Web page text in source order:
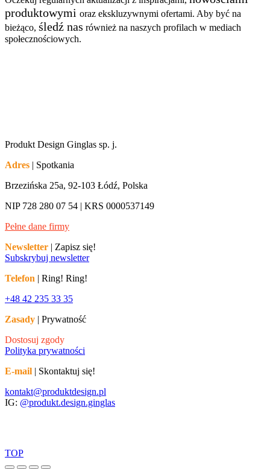
produktowymi oraz ekskluzywnymi ofertami. Aby być na
bieżąco, śledź nas również na naszych profilach w mediach
społecznościowych.
Produkt Design Ginglas sp. j.
Adres | Spotkania
Brzezińska 25a, 92-103 Łódź, Polska
NIP 728 280 07 54 | KRS 0000537149
Pełne dane firmy
Newsletter | Zapisz się!
Subskrybuj newsletter
Telefon | Ring! Ring!
+48 42 235 33 35
Zasady | Prywatność
Dostosuj zgody
Polityka prywatności
E-mail | Skontaktuj się!
kontakt@produktdesign.pl
IG: @produkt.design.ginglas
TOP